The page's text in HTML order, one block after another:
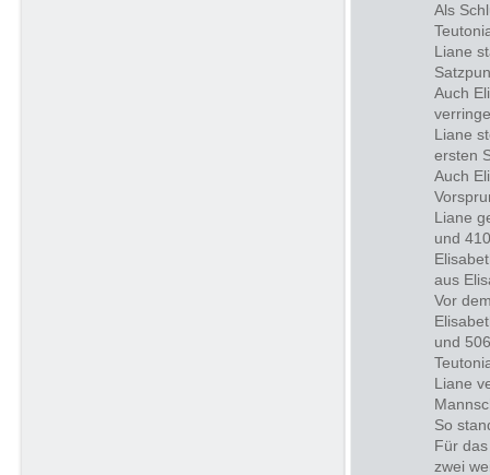
Als
Liane
Auch
Liane
ersten
Auch
Liane
und
aus
Vor
und
Liane
So
Für
zwei